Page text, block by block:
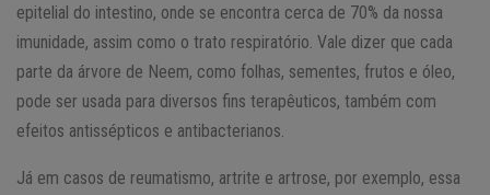
epitelial do intestino, onde se encontra cerca de 70% da nossa
imunidade, assim como o trato respiratório. Vale dizer que cada
parte da árvore de Neem, como folhas, sementes, frutos e óleo,
pode ser usada para diversos fins terapêuticos, também com
efeitos antissépticos e antibacterianos.
Já em casos de reumatismo, artrite e artrose, por exemplo, essa